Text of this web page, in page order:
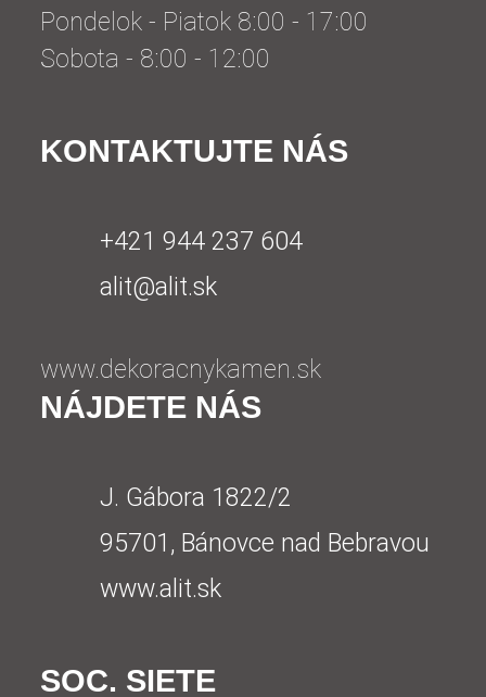
Pondelok - Piatok 8:00 - 17:00
Sobota - 8:00 - 12:00
KONTAKTUJTE NÁS
+421 944 237 604
alit@alit.sk
www.dekoracnykamen.sk
NÁJDETE NÁS
J. Gábora 1822/2
95701, Bánovce nad Bebravou
www.alit.sk
SOC. SIETE